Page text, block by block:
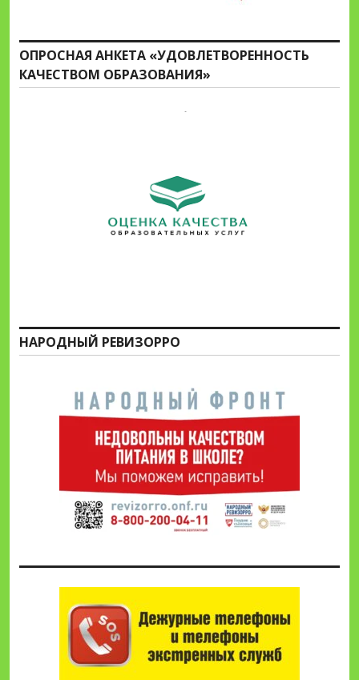
ОПРОСНАЯ АНКЕТА «УДОВЛЕТВОРЕННОСТЬ
КАЧЕСТВОМ ОБРАЗОВАНИЯ»
НАРОДНЫЙ РЕВИЗОРРО